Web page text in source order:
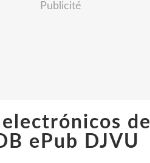
Publicité
de
ePub DJVU